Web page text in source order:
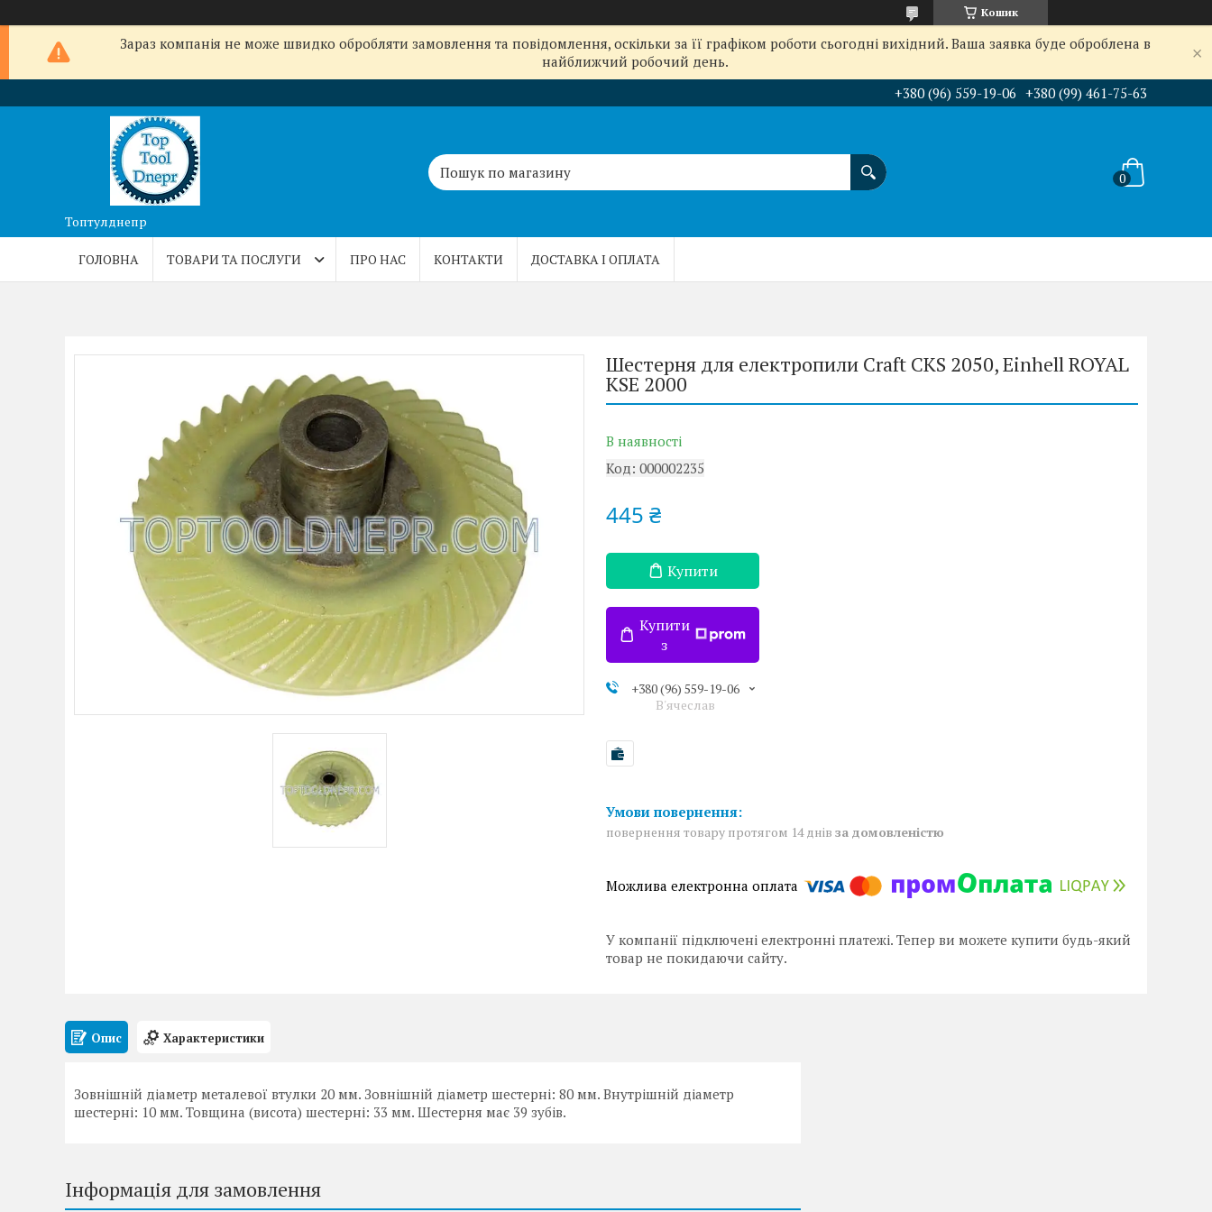
Кошик
Зараз компанія не може швидко обробляти замовлення та повідомлення, оскільки за її графіком роботи сьогодні вихідний. Ваша заявка буде оброблена в
найближчий робочий день.
+380 (96) 559-19-06 +380 (99) 461-75-63
Топтулднепр
ГОЛОВНА ТОВАРИ ТА ПОСЛУГИ ПРО НАС КОНТАКТИ ДОСТАВКА І ОПЛАТА
Шестерня для електропили Craft CKS 2050, Einhell ROYAL
KSE 2000
В наявності
Код: 000002235
445 ₴
Купити
Купити
з
+380 (96) 559-19-06
В'ячеслав
повернення товару протягом 14 днів за домовленістю
У компанії підключені електронні платежі. Тепер ви можете купити будь-який
товар не покидаючи сайту.
Опис Характеристики
Зовнішній діаметр металевої втулки 20 мм. Зовнішній діаметр шестерні: 80 мм. Внутрішній діаметр
шестерні: 10 мм. Товщина (висота) шестерні: 33 мм. Шестерня має 39 зубів.
Інформація для замовлення